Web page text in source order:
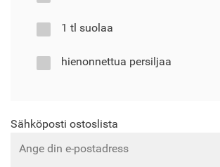
1 tl suolaa
hienonnettua persiljaa
Sähköposti ostoslista